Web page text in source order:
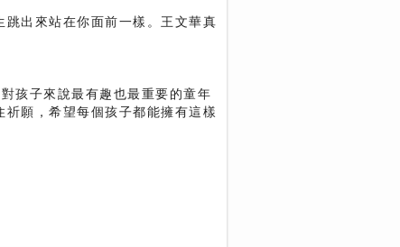
出來站在你面前一樣。王文華真
孩子來說最有趣也最重要的童年
願，希望每個孩子都能擁有這樣